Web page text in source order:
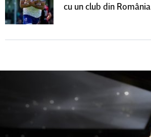
cu un club din România